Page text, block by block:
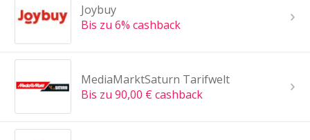
Joybuy
Bis zu 6% cashback
MediaMarktSaturn Tarifwelt
Bis zu 90,00 € cashback